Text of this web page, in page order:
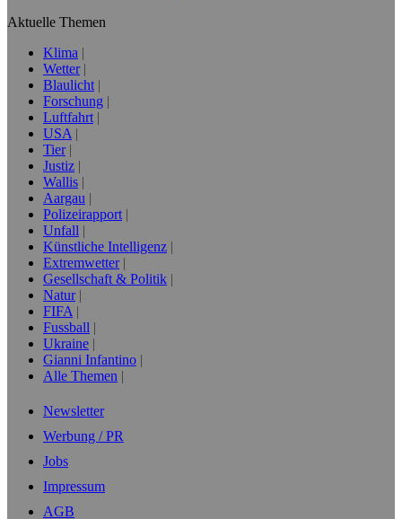
Aktuelle Themen
Klima
Wetter
Blaulicht
Forschung
Luftfahrt
USA
Tier
Justiz
Wallis
Aargau
Polizeirapport
Unfall
Künstliche Intelligenz
Extremwetter
Gesellschaft & Politik
Natur
FIFA
Fussball
Ukraine
Gianni Infantino
Alle Themen
Newsletter
Werbung / PR
Jobs
Impressum
AGB